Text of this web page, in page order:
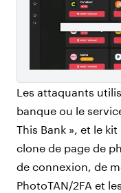
Les attaquants
banque ou le
This Bank », et le
clone de page de
de connexion, de
PhotoTAN/2FA et